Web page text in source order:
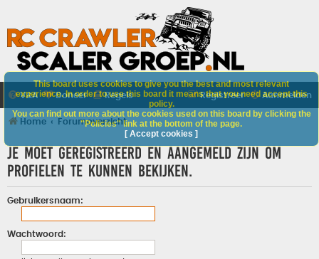
V&A Doneer Regels Aanmelden
Registreer
Home Forumoverzicht
Je moet geregistreerd en aangemeld zijn om
profielen te kunnen bekijken.
Gebruikersnaam:
Wachtwoord:
This board uses cookies to give you the best and most relevant
experience. In order to use this board it means that you need accept this
policy.
You can find out more about the cookies used on this board by clicking the
"Policies" link at the bottom of the page.
[ Accept cookies ]